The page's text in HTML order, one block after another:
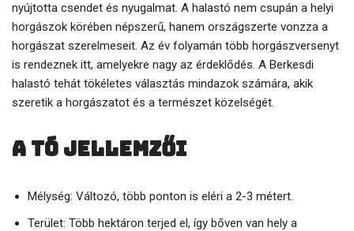
nyújtotta csendet és nyugalmat. A halastó nem csupán a helyi
horgászok körében népszerű, hanem országszerte vonzza a
horgászat szerelmeseit. Az év folyamán több horgászversenyt
is rendeznek itt, amelyekre nagy az érdeklődés. A Berkesdi
halastó tehát tökéletes választás mindazok számára, akik
szeretik a horgászatot és a természet közelségét.
A tó jellemzői
Mélység: Változó, több ponton is eléri a 2-3 métert.
Terület: Több hektáron terjed el, így bőven van hely a